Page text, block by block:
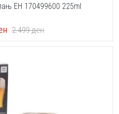
EH 170499600 225ml
2.499ден